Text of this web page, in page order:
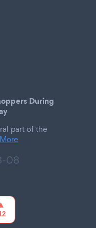
During
part of the
08